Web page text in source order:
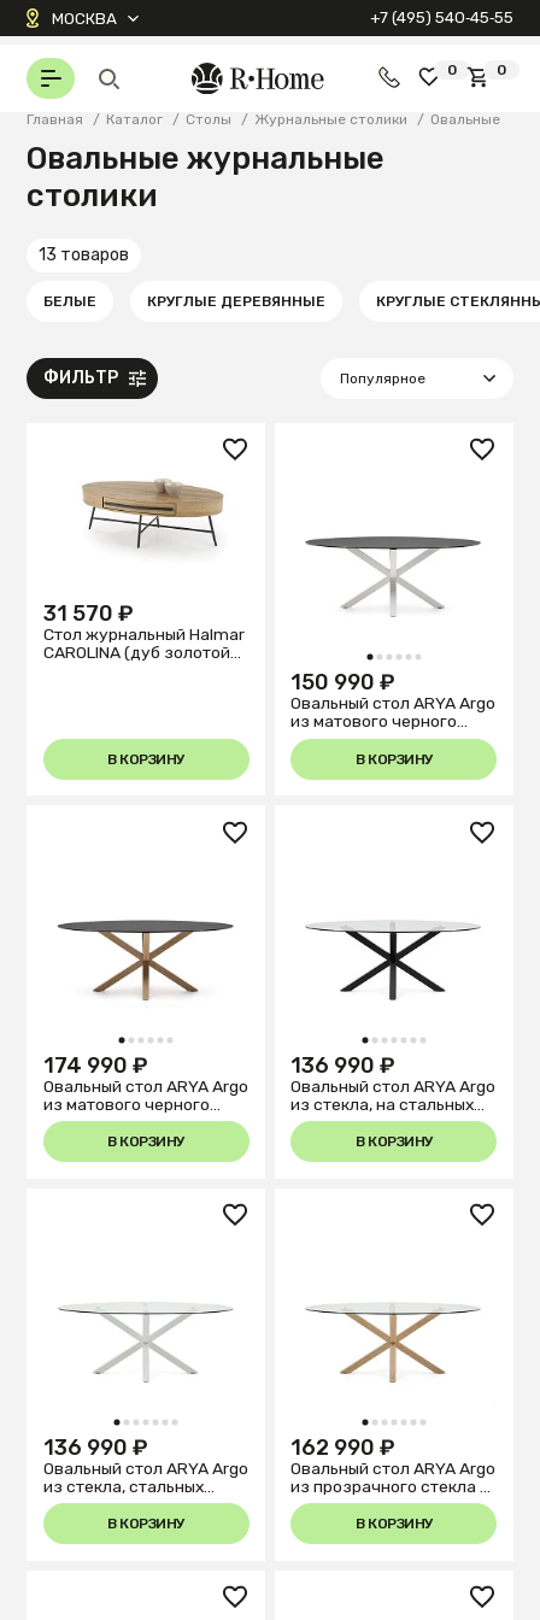
МОСКВА +7 (495) 540‑45‑55
0 0
Главная / Каталог / Столы / Журнальные столики / Овальные
Овальные журнальные
столики
13 товаров
БЕЛЫЕ КРУГЛЫЕ ДЕРЕВЯННЫЕ КРУГЛЫЕ
ФИЛЬТР
31 570 ₽
Стол журнальный Halmar
CAROLINA (дуб золотой/
В КОРЗИНУ
1 2 3 4 5 6
150 990 ₽
Овальный стол ARYA Argo
из матового черного
стекла со стальными
ножками 200x100
В КОРЗИНУ
1 2 3 4 5 6
174 990 ₽
Овальный стол ARYA Argo
из матового черного
стекла и стали с
эффектом дерева
200x100
В КОРЗИНУ
1 2 3 4 5 6 7
136 990 ₽
Овальный стол ARYA Argo
из стекла, на стальных
ножках с черной
отделкой 200x100
В КОРЗИНУ
1 2 3 4 5 6 7
136 990 ₽
Овальный стол ARYA Argo
из стекла, стальных
ножек и белой отделкой
200x100В КОРЗИНУ
1 2 3 4 5 6 7
162 990 ₽
Овальный стол ARYA Argo
из прозрачного стекла и
стали с эффектом
дерева 200x100
В КОРЗИНУ